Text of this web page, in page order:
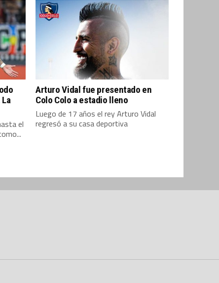
el
Arturo Vidal fue presentado en
Colo Colo a estadio lleno
Luego de 17 años el rey Arturo Vidal
regresó a su casa deportiva